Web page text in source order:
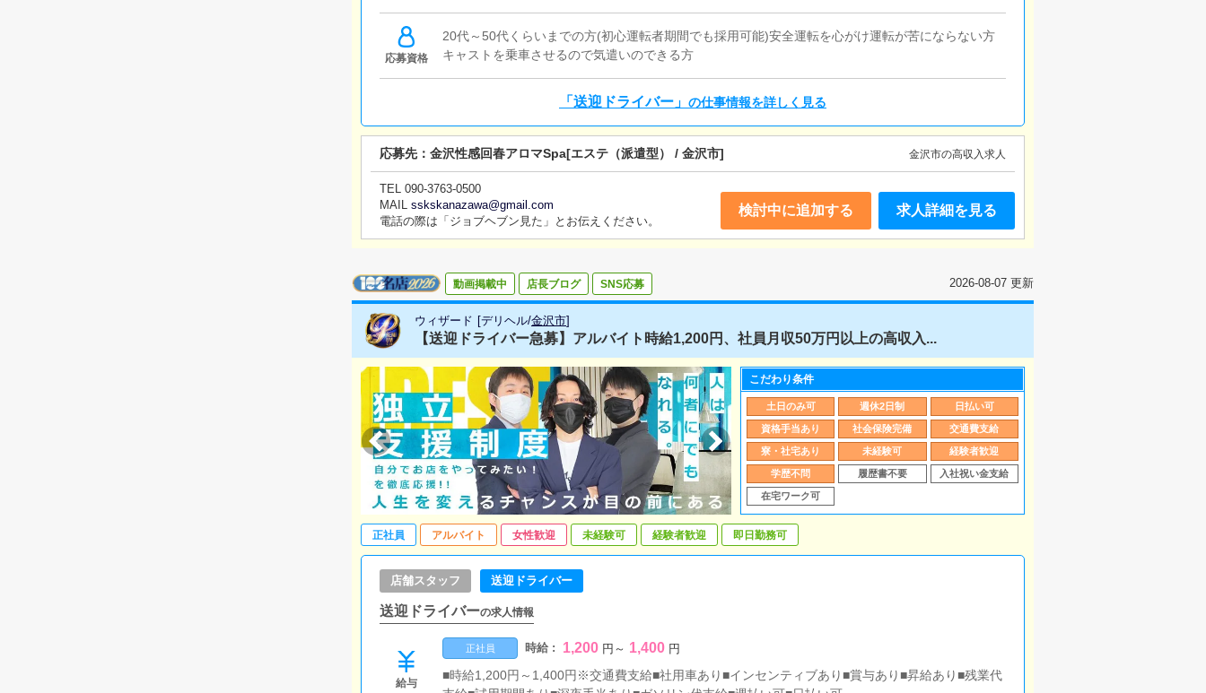
応募資格
20代～50代くらいまでの方(初心運転者期間でも採用可能)安全運転を心がけ運転が苦にならない方
キャストを乗車させるので気遣いのできる方
「送迎ドライバー」 の仕事情報を詳しく見る
応募先： 金沢性感回春アロマSpa[エステ（派遣型） / 金沢市] 金沢市の高収入求人
TEL 090-3763-0500
MAIL sskskanazawa@gmail.com
電話の際は「ジョブヘブン見た」とお伝えください。
検討中に追加する 求人詳細を見る
動画掲載中 店長ブログ SNS応募 2026-08-07 更新
ウィザード [デリヘル/金沢市]
【送迎ドライバー急募】アルバイト時給1,200円、社員月収50万円以上の高収入...
こだわり条件
土日のみ可 週休2日制 日払い可
資格手当あり 社会保険完備 交通費支給
寮・社宅あり 未経験可 経験者歓迎
学歴不問 履歴書不要 入社祝い金支給
在宅ワーク可
正社員 アルバイト 女性歓迎 未経験可 経験者歓迎 即日勤務可
店舗スタッフ 送迎ドライバー
送迎ドライバーの求人情報
給与
正社員 時給 : 1,200 円 ～ 1,400 円
■時給1,200円～1,400円※交通費支給■社用車あり■インセンティブあり■賞与あり■昇給あり■残業代